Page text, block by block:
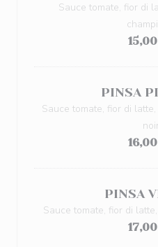
Sauce tomate, fior di
PINSA
Sauce tomate, fior di
PINSA
Sauce tomate, fior di